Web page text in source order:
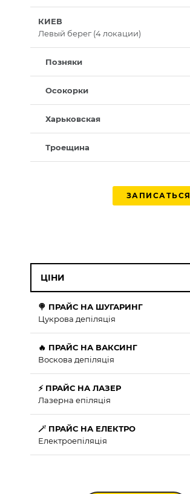
КИЕВ
Левый берег (4 локации)
Позняки
Осокорки
Харьковская
Троещина
ЗАПИСАТЬСЯ
ЦІНИ
🍭 ПРАЙС НА ШУГАРИНГ
Цукрова депіляція
🔥 ПРАЙС НА ВАКСИНГ
Воскова депіляція
⚡ ПРАЙС НА ЛАЗЕР
Лазерна епіляція
🪄 ПРАЙС НА ЕЛЕКТРО
Електроепіляція